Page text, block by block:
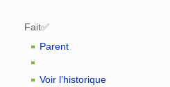
Fait✅️
Parent
Voir l’historique